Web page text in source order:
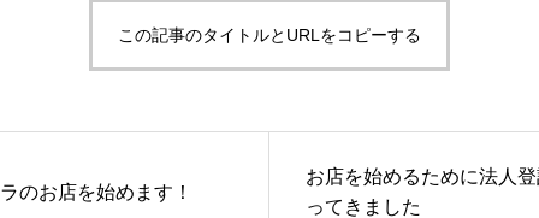
この記事のタイトルとURLをコピーする
のお店を始めます！
お店を始めるために法人
ってきました